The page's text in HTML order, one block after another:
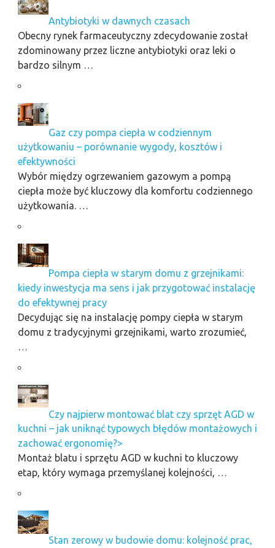
Antybiotyki w dawnych czasach
Obecny rynek farmaceutyczny zdecydowanie został
zdominowany przez liczne antybiotyki oraz leki o
bardzo silnym …
Gaz czy pompa ciepła w codziennym
użytkowaniu – porównanie wygody, kosztów i
efektywności
Wybór między ogrzewaniem gazowym a pompą
ciepła może być kluczowy dla komfortu codziennego
użytkowania. …
Pompa ciepła w starym domu z grzejnikami:
kiedy inwestycja ma sens i jak przygotować instalację
do efektywnej pracy
Decydując się na instalację pompy ciepła w starym
domu z tradycyjnymi grzejnikami, warto zrozumieć,
…
Czy najpierw montować blat czy sprzęt AGD w
kuchni – jak uniknąć typowych błędów montażowych i
zachować ergonomię?>
Montaż blatu i sprzętu AGD w kuchni to kluczowy
etap, który wymaga przemyślanej kolejności, …
Stan zerowy w budowie domu: kolejność prac,